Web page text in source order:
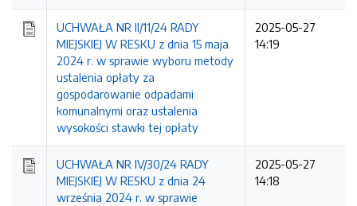
UCHWAŁA NR II/11/24 RADY
MIEJSKIEJ W RESKU z dnia 15 maja
2024 r. w sprawie wyboru metody
ustalenia opłaty za
gospodarowanie odpadami
komunalnymi oraz ustalenia
wysokości stawki tej opłaty
2025-05-27
14:19
UCHWAŁA NR IV/30/24 RADY
MIEJSKIEJ W RESKU z dnia 24
września 2024 r. w sprawie
2025-05-27
14:18